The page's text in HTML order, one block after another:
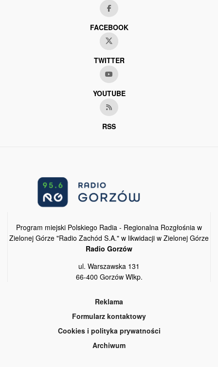
FACEBOOK
TWITTER
YOUTUBE
RSS
Program miejski Polskiego Radia - Regionalna Rozgłośnia w
Zielonej Górze "Radio Zachód S.A." w likwidacji w Zielonej Górze
Radio Gorzów
ul. Warszawska 131
66-400 Gorzów Wlkp.
Reklama
Formularz kontaktowy
Cookies i polityka prywatności
Archiwum